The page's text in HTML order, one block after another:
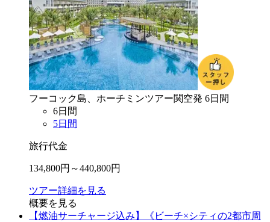
フーコック島、ホーチミンツアー関空発 6日間
6日間
5日間
旅行代金
134,800円～440,800円
ツアー詳細を見る
概要を見る
【燃油サーチャージ込み】《ビーチ×シティの2都市周